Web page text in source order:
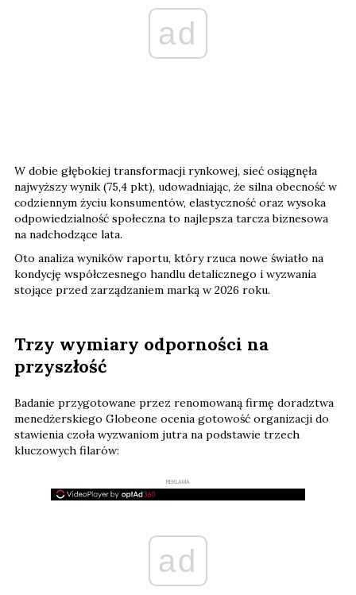
ad
W dobie głębokiej transformacji rynkowej, sieć osiągnęła
najwyższy wynik (75,4 pkt), udowadniając, że silna obecność w
codziennym życiu konsumentów, elastyczność oraz wysoka
odpowiedzialność społeczna to najlepsza tarcza biznesowa
na nadchodzące lata.
Oto analiza wyników raportu, który rzuca nowe światło na
kondycję współczesnego handlu detalicznego i wyzwania
stojące przed zarządzaniem marką w 2026 roku.
Trzy wymiary odporności na
przyszłość
Badanie przygotowane przez renomowaną firmę doradztwa
menedżerskiego Globeone ocenia gotowość organizacji do
stawienia czoła wyzwaniom jutra na podstawie trzech
kluczowych filarów:
REKLAMA
ad